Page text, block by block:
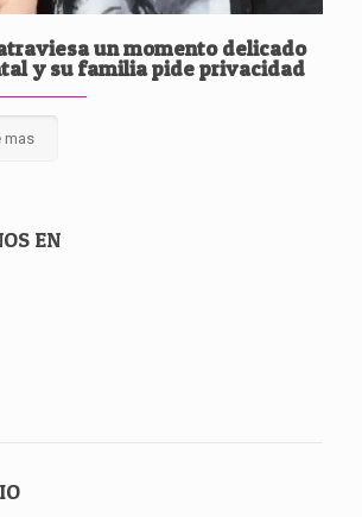
un momento delicado
y su familia pide privacidad
mas
EN